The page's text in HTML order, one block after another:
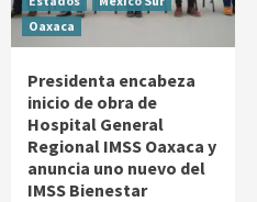
Oaxaca
Presidenta encabeza
inicio de obra de
Hospital General
Regional IMSS Oaxaca y
anuncia uno nuevo del
IMSS Bienestar